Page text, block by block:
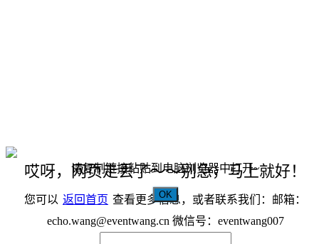
哎呀，网页走丢了～～别急，马上就好！
您可以 返回首页 查看更多信息，或者联系我们：邮箱：
echo.wang@eventwang.cn 微信号：eventwang007
请复制链接粘贴到电脑浏览器中打开~
OK